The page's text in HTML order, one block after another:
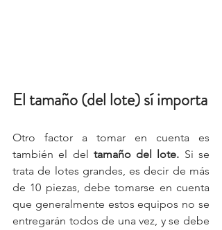
El tamaño (del lote) sí importa
Otro factor a tomar en cuenta es
también el del tamaño del lote. Si se
trata de lotes grandes, es decir de más
de 10 piezas, debe tomarse en cuenta
que generalmente estos equipos no se
entregarán todos de una vez, y se debe